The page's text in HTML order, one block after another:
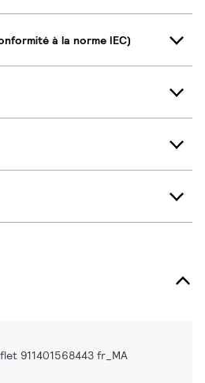
à la norme IEC)
911401568443 fr_MA